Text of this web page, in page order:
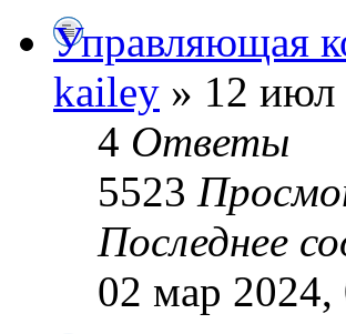
Управляющая
kailey » 12 июл
4 Ответы
5523
Последнее
02 мар 2024,